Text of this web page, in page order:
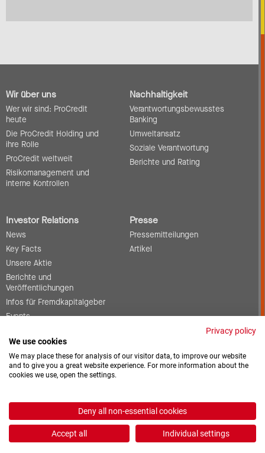
Wir über uns
Wer wir sind: ProCredit
heute
Die ProCredit Holding und
ihre Rolle
ProCredit weltweit
Risikomanagement und
interne Kontrollen
Nachhaltigkeit
Verantwortungsbewusstes
Banking
Umweltansatz
Soziale Verantwortung
Berichte und Rating
Investor Relations
News
Key Facts
Unsere Aktie
Berichte und
Veröffentlichungen
Infos für Fremdkapitalgeber
Events
Kontakt
Presse
Pressemitteilungen
Artikel
Offene Stellen
2026 © ProCredit Holding
Privacy policy
We use cookies
We may place these for analysis of our visitor data, to improve our website
and to give you a great website experience. For more information about the
cookies we use, open the settings.
Deny all non-essential cookies
Accept all Individual settings